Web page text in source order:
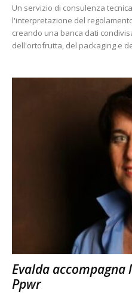
Un servizio di consulenza
l'interpretazione del
creando una banca dati
dell'ortofrutta, del packaging e
Evalda
Ppwr